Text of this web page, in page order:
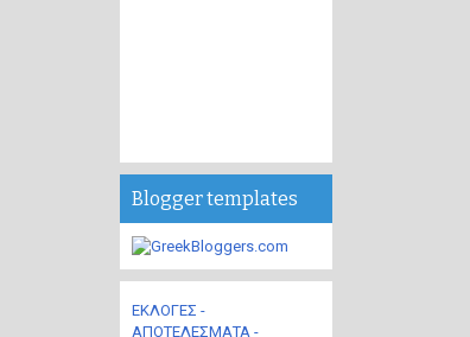
Blogger templates
ΕΚΛΟΓΕΣ -
ΑΠΟΤΕΛΕΣΜΑΤΑ -